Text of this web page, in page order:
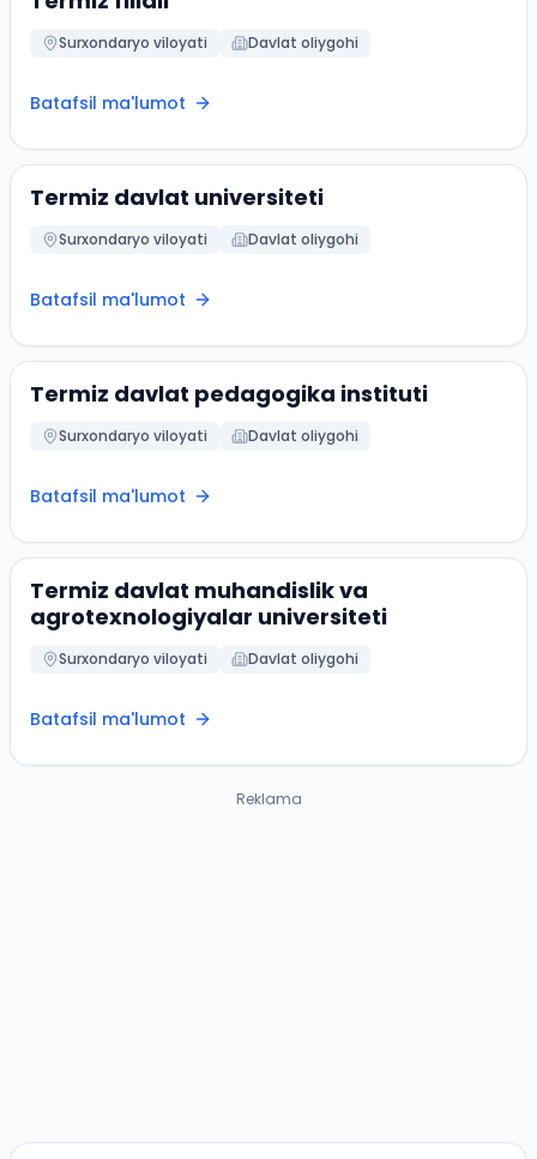
Surxondaryo viloyati Davlat oliygohi
Batafsil ma'lumot
Termiz davlat universiteti
Surxondaryo viloyati Davlat oliygohi
Batafsil ma'lumot
Termiz davlat pedagogika instituti
Surxondaryo viloyati Davlat oliygohi
Batafsil ma'lumot
Termiz davlat muhandislik va
agrotexnologiyalar universiteti
Surxondaryo viloyati Davlat oliygohi
Batafsil ma'lumot
Reklama